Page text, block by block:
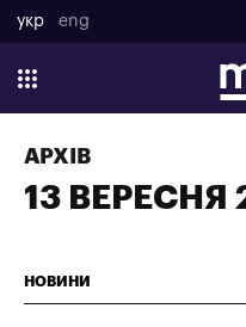
укр eng
АРХІВ
13 ВЕРЕСНЯ
НОВИНИ